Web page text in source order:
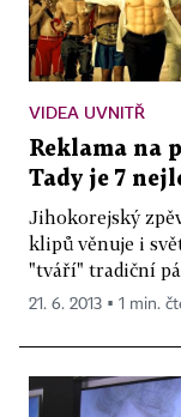
VIDEA UVNITŘ
Reklama na
Tady je 7
Jihokorejský
klipů věnuje i
"tváří" tradiční
21. 6. 2013 ▪ 1 min.